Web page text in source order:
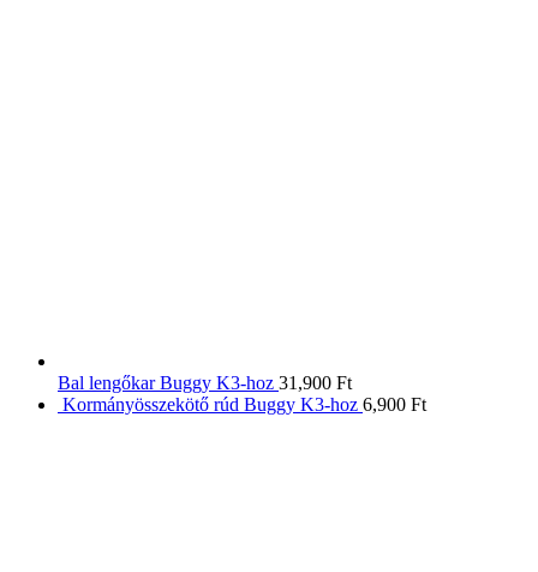
Bal lengőkar Buggy K3-hoz 31,900 Ft
Kormányösszekötő rúd Buggy K3-hoz 6,900 Ft